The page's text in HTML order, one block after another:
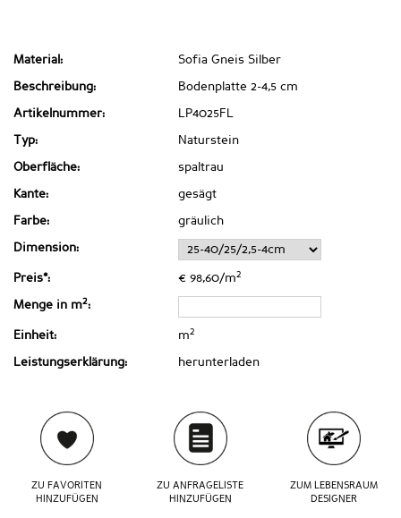
Material: Sofia Gneis Silber
Beschreibung: Bodenplatte 2-4,5 cm
Artikelnummer: LP4025FL
Typ: Naturstein
Oberfläche: spaltrau
Kante: gesägt
Farbe: gräulich
Dimension:
Preis*: € 98,60/m2
Menge in m2:
Einheit: m2
Leistungserklärung: herunterladen
ZU FAVORITEN
HINZUFÜGEN
ZU ANFRAGELISTE
HINZUFÜGEN
ZUM LEBENSRAUM
DESIGNER